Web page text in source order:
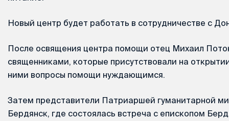
Новый центр будет работать в сотрудничестве с
После освящения центра помощи отец Михаил
священниками, которые присутствовали на
ними вопросы помощи нуждающимся.
Затем представители Патриаршей гуманитарной
Бердянск, где состоялась встреча с епископом